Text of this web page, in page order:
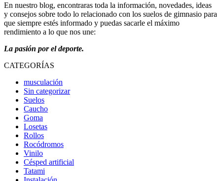
En nuestro blog, encontraras toda la información, novedades, ideas
y consejos sobre todo lo relacionado con los suelos de gimnasio para
que siempre estés informado y puedas sacarle el máximo
rendimiento a lo que nos une:
La pasión por el deporte.
CATEGORÍAS
musculación
Sin categorizar
Suelos
Caucho
Goma
Losetas
Rollos
Rocódromos
Vinilo
Césped artificial
Tatami